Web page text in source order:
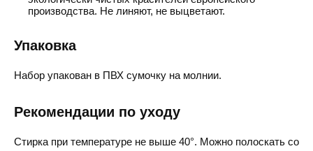
производства. Не линяют, не выцветают.
Упаковка
Набор упакован в ПВХ сумочку на молнии.
Рекомендации по уходу
Стирка при температуре не выше 40°. Можно полоскать со